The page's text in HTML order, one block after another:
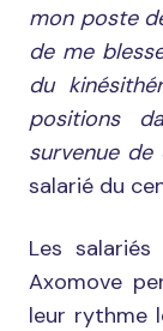
mon poste
de me
du
positions
survenue de
salarié du
Les
Axomove
leur rythme